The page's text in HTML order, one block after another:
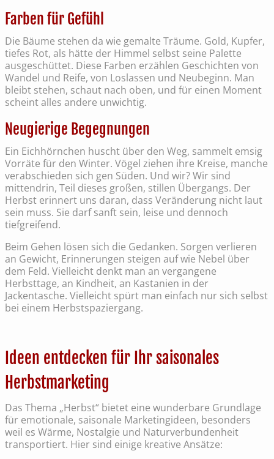
Farben für Gefühl
Die Bäume stehen da wie gemalte Träume. Gold, Kupfer,
tiefes Rot, als hätte der Himmel selbst seine Palette
ausgeschüttet. Diese Farben erzählen Geschichten von
Wandel und Reife, von Loslassen und Neubeginn. Man
bleibt stehen, schaut nach oben, und für einen Moment
scheint alles andere unwichtig.
Neugierige Begegnungen
Ein Eichhörnchen huscht über den Weg, sammelt emsig
Vorräte für den Winter. Vögel ziehen ihre Kreise, manche
verabschieden sich gen Süden. Und wir? Wir sind
mittendrin, Teil dieses großen, stillen Übergangs. Der
Herbst erinnert uns daran, dass Veränderung nicht laut
sein muss. Sie darf sanft sein, leise und dennoch
tiefgreifend.
Beim Gehen lösen sich die Gedanken. Sorgen verlieren
an Gewicht, Erinnerungen steigen auf wie Nebel über
dem Feld. Vielleicht denkt man an vergangene
Herbsttage, an Kindheit, an Kastanien in der
Jackentasche. Vielleicht spürt man einfach nur sich selbst
bei einem Herbstspaziergang.
Ideen entdecken für Ihr saisonales
Herbstmarketing
Das Thema „Herbst“ bietet eine wunderbare Grundlage
für emotionale, saisonale Marketingideen, besonders
weil es Wärme, Nostalgie und Naturverbundenheit
transportiert. Hier sind einige kreative Ansätze: